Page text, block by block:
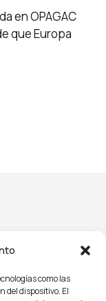
como las
del dispositivo. El
en OPAGAC
que Europa